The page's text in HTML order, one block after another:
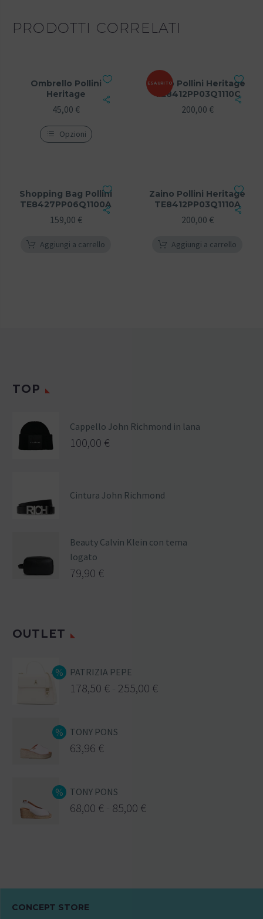
PRODOTTI CORRELATI
Ombrello Pollini
Heritage
45,00 €
Opzioni
ESAURITO
Zaino Pollini Heritage
TE8412PP03Q1110C
200,00 €
Shopping Bag Pollini
TE8427PP06Q1100A
159,00 €
Aggiungi a carrello
Zaino Pollini Heritage
TE8412PP03Q1110A
200,00 €
Aggiungi a carrello
TOP
Cappello John Richmond in lana
100,00 €
Cintura John Richmond
Beauty Calvin Klein con tema
logato
79,90 €
OUTLET
PATRIZIA PEPE
178,50 € 255,00 €
TONY PONS
63,96 €
TONY PONS
68,00 € 85,00 €
CONCEPT STORE